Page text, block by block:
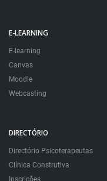
E-LEARNING
E-learning
Canvas
Moodle
Webcasting
DIRECTÓRIO
Directório Psicoterapeutas
Clínica Construtiva
Inscrições